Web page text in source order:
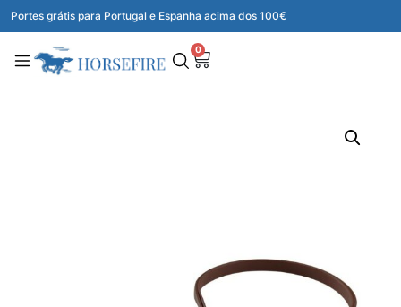
Portes grátis para Portugal e Espanha acima dos 100€
0